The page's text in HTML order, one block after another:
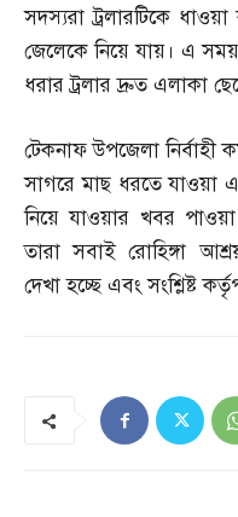
সদস্যরা ট্রলারটিকে
জেলেকে নিয়ে যায়। এ
ধরার ট্রলার দ্রুত এলাকা
টেকনাফ উপজেলা
সাগরে মাছ ধরতে যাওয়া
নিয়ে যাওয়ার খবর
তারা সবাই রোহিঙ্গা
দেখা হচ্ছে এবং সংশ্লিষ্ট